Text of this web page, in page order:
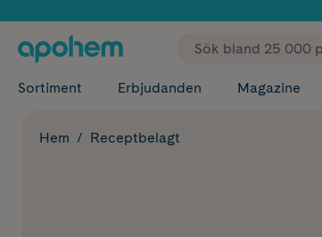
Sortiment Erbjudanden Magazine
Hem Receptbelagt